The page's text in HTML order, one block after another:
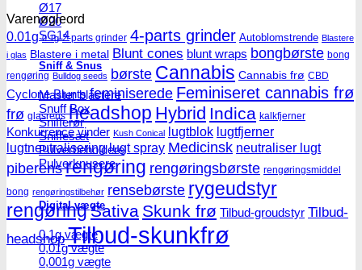
Ø17
Ø20
SG14
Sniff & Snus
Master blastere
Snuff Box
Snifferør
Sniffesæt
Pulverbeholdere
Pulverknusere
Digital vægte
0,1g vægte
0,01g vægte
0,001g vægte
Varenøgleord
0.01g 0.1g 2-parts grinder 4-parts grinder Autoblomstrende Blastere
i glas Blastere i metal Blunt cones blunt wraps bongbørste bong
rengøring Bulldog seeds børste Cannabis Cannabis frø CBD
Cyclone Blunts feminiserede Feminiseret cannabis frø
frø glasrens headshop Hybrid Indica kalkfjerner
Konkurrence vinder Kush Conical lugtblok lugtfjerner
lugtneutralisering lugt spray Medicinsk neutraliser lugt
piberens rengøring rengøringsbørste rengøringsmiddel
bong rengøringstilbehør rensebørste rygeudstyr
rengøringSativa Skunk frø Tilbud-groudstyr Tilbud-
headshop Tilbud-skunkfrø